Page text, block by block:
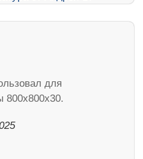
для
800х800х30.